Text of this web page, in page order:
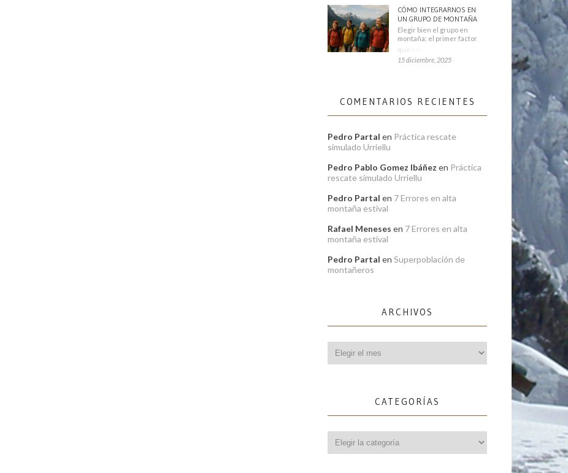
CÓMO INTEGRARNOS EN
UN GRUPO DE MONTAÑA
Elegir bien el grupo en
montaña: el primer factor
que condiciona tu
15 diciembre, 2025
COMENTARIOS RECIENTES
Pedro Partal en Práctica rescate
simulado Urriellu
Pedro Pablo Gomez Ibáñez en Práctica
rescate simulado Urriellu
Pedro Partal en 7 Errores en alta
montaña estival
Rafael Meneses en 7 Errores en alta
montaña estival
Pedro Partal en Superpoblación de
montañeros
ARCHIVOS
CATEGORÍAS